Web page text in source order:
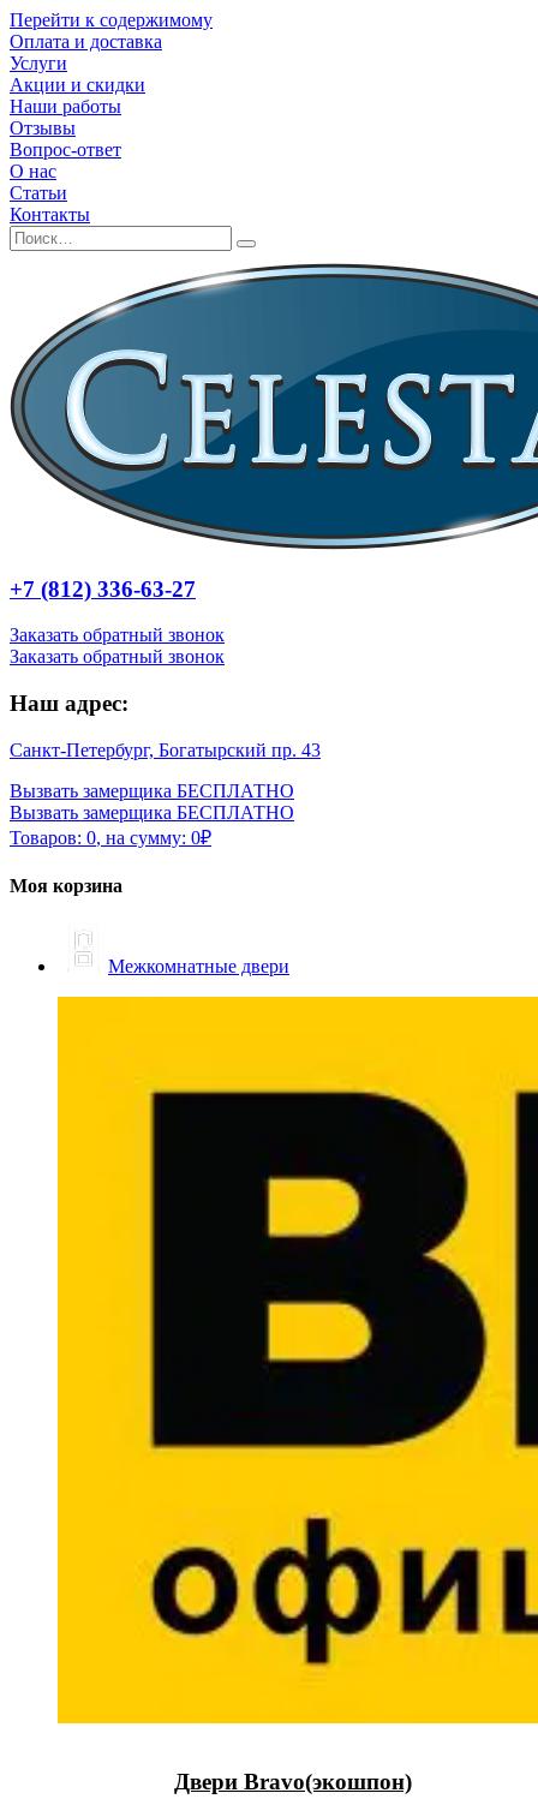
Перейти к содержимому
Оплата и доставка
Услуги
Акции и скидки
Наши работы
Отзывы
Вопрос-ответ
О нас
Статьи
Контакты
+7 (812) 336-63-27
Заказать обратный звонок
Заказать обратный звонок
Наш адрес:
Санкт-Петербург, Богатырский пр. 43
Вызвать замерщика БЕСПЛАТНО
Вызвать замерщика БЕСПЛАТНО
Товаров: 0, на сумму: 0₽
Моя корзина
Межкомнатные двери
Двери Bravo(экошпон)